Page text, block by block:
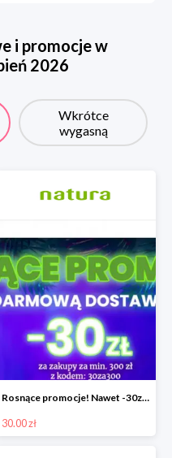
i promocje w
2026
Wkrótce
wygasną
Rosnące promocje! Nawet -30zł mniej+darmowa dostawa
30.00 zł